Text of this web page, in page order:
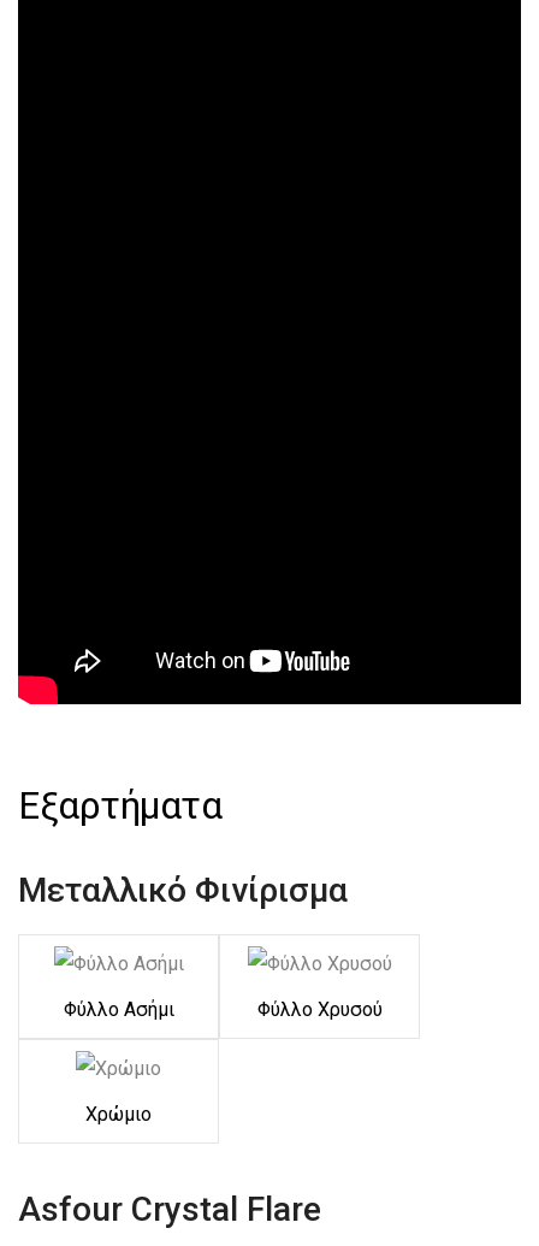
Εξαρτήματα
Μεταλλικό Φινίρισμα
Φύλλο Ασήμι Φύλλο Χρυσού
Χρώμιο
Asfour Crystal Flare